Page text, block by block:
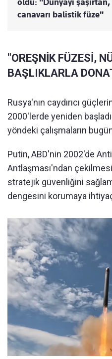
canavarı balistik füze"
"OREŞNİK FÜZESİ,
BAŞLIKLARLA
Rusya'nın caydırıcı
2000'lerde yeniden
yöndeki çalışmaların
Putin, ABD'nin 2002'de
Antlaşması'ndan
stratejik güvenliğini
dengesini korumaya